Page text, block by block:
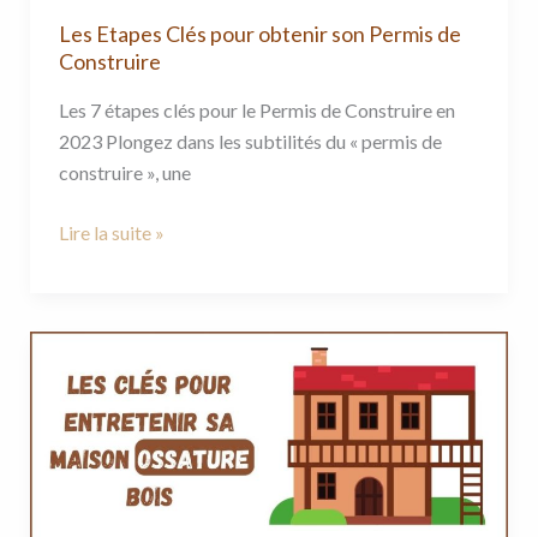
Les Etapes Clés pour obtenir son Permis de
Construire
Les 7 étapes clés pour le Permis de Construire en
2023 Plongez dans les subtilités du « permis de
construire », une
Construire
Lire la suite »
Entretenir
sa
Maison
Ossature